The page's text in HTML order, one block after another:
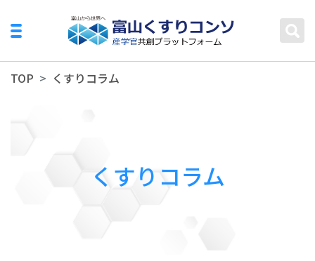
TOP くすりコラム
くすりコラム